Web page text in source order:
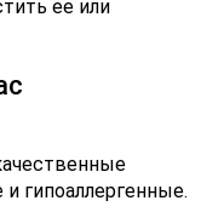
ее или
гипоаллергенные.